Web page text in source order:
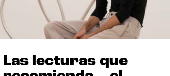
Las lecturas que